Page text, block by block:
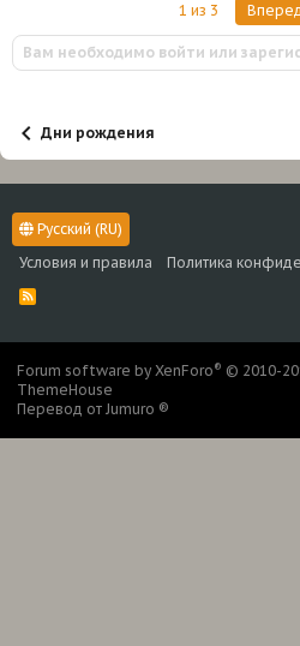
1 из 3
Вам необходимо войти или
Дни рождения
Русский (RU)
Условия и правила
Политика
R
Forum software by XenForo® © 2010-
ThemeHouse
Перевод от Jumuro ®